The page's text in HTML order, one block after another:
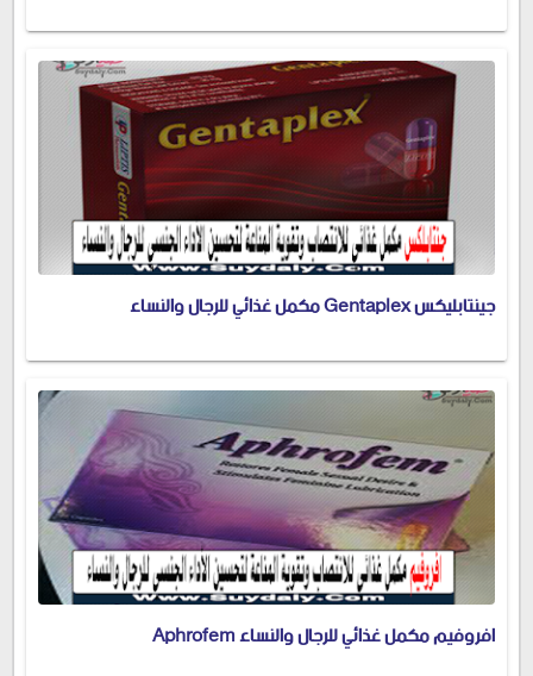
جينتابليكس Gentaplex مكمل غذائي للرجال والنساء
افروفيم مكمل غذائي للرجال والنساء Aphrofem